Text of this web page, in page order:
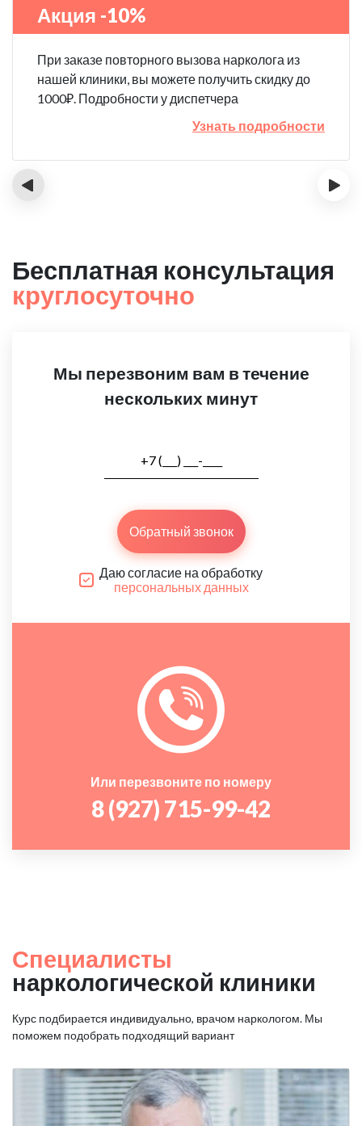
Акция -10%
При заказе повторного вызова нарколога из
нашей клиники, вы можете получить скидку до
1000₽. Подробности у диспетчера
Узнать подробности
‹ ›
Бесплатная консультация
круглосуточно
Мы перезвоним вам в течение
нескольких минут
Обратный звонок
Даю согласие на обработку
персональных данных
Или перезвоните по номеру
8 (927) 715-99-42
Специалисты
наркологической клиники
Курс подбирается индивидуально, врачом наркологом. Мы
поможем подобрать подходящий вариант